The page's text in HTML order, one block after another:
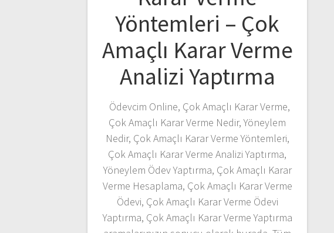
Yöntemleri – Çok
Amaçlı Karar Verme
Analizi Yaptırma
Ödevcim Online, Çok Amaçlı Karar Verme,
Çok Amaçlı Karar Verme Nedir, Yöneylem
Nedir, Çok Amaçlı Karar Verme Yöntemleri,
Çok Amaçlı Karar Verme Analizi Yaptırma,
Yöneylem Ödev Yaptırma, Çok Amaçlı Karar
Verme Hesaplama, Çok Amaçlı Karar Verme
Ödevi, Çok Amaçlı Karar Verme Ödevi
Yaptırma, Çok Amaçlı Karar Verme Yaptırma